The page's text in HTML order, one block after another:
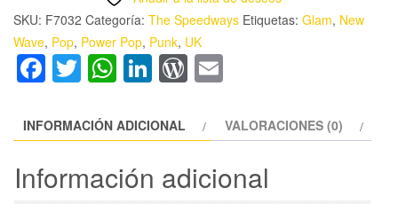
SKU: F7032 Categoría: The Speedways Etiquetas: Glam, New
Wave, Pop, Power Pop, Punk, UK
Facebook
Twitter
WhatsApp
LinkedIn
WordPress
INFORMACIÓN ADICIONAL VALORACIONES (0)
Información adicional